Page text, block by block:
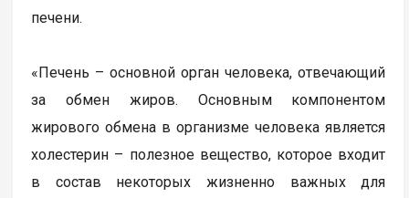
печени.
«Печень – основной орган человека, отвечающий
за обмен жиров. Основным компонентом
жирового обмена в организме человека является
холестерин – полезное вещество, которое входит
в состав некоторых жизненно важных для